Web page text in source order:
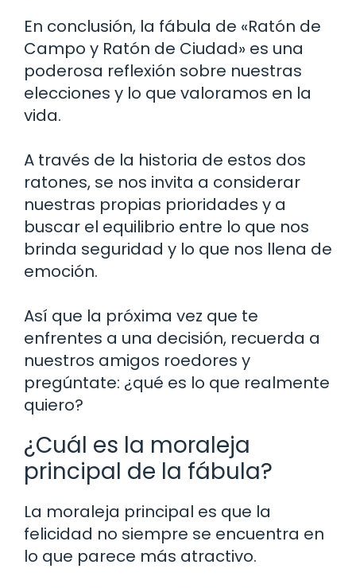
En conclusión, la fábula de «Ratón de
Campo y Ratón de Ciudad» es una
poderosa reflexión sobre nuestras
elecciones y lo que valoramos en la
vida.
A través de la historia de estos dos
ratones, se nos invita a considerar
nuestras propias prioridades y a
buscar el equilibrio entre lo que nos
brinda seguridad y lo que nos llena de
emoción.
Así que la próxima vez que te
enfrentes a una decisión, recuerda a
nuestros amigos roedores y
pregúntate: ¿qué es lo que realmente
quiero?
¿Cuál es la moraleja
principal de la fábula?
La moraleja principal es que la
felicidad no siempre se encuentra en
lo que parece más atractivo.